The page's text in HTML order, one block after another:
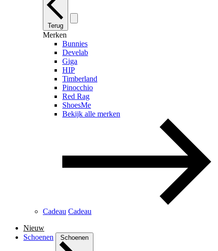
Terug
Merken
Bunnies
Develab
Giga
HIP
Timberland
Pinocchio
Red Rag
ShoesMe
Bekijk alle merken
Cadeau Cadeau
Nieuw
Schoenen
Schoenen